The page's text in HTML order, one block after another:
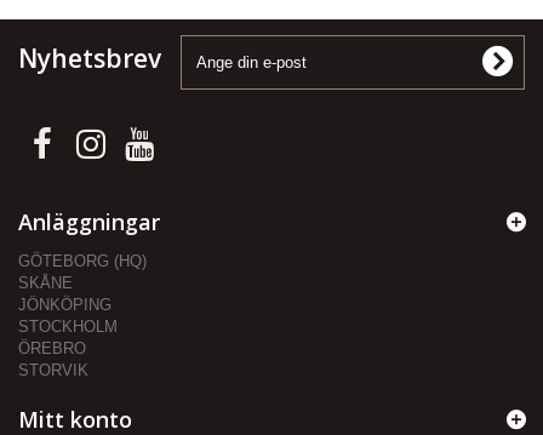
Nyhetsbrev
Anläggningar
GÖTEBORG (HQ)
SKÅNE
JÖNKÖPING
STOCKHOLM
ÖREBRO
STORVIK
Mitt konto